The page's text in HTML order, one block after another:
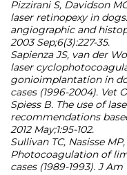
Pizzirani S, Davidson
laser retinopexy in
angiographic and
2003 Sep;6(3):227-35.
Sapienza JS, van der
laser
gonioimplantation in
cases (1996-2004). Vet
Spiess B. The use of
recommendations
2012 May;1:95-102.
Sullivan TC, Nasisse
Photocoagulation of
cases (1989-1993). J